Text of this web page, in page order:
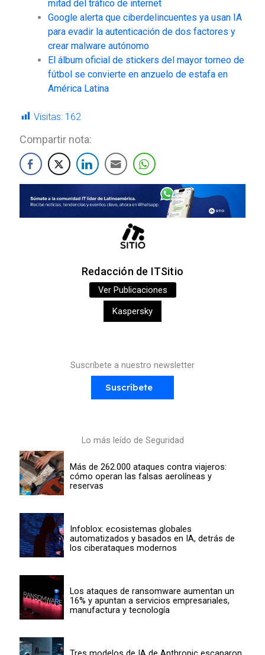
mitad del tráfico de internet
Google alerta que ciberdelincuentes ya usan IA
para evadir la autenticación de dos factores y
crear malware autónomo
El álbum oficial de stickers del mayor torneo de
fútbol se convierte en anzuelo de estafa en
América Latina
Visitas: 162
Compartir nota:
Redacción de ITSitio
Ver Publicaciones
Kaspersky
Suscríbete a nuestro newsletter
Suscríbete
Lo más leído de Seguridad
Más de 262.000 ataques contra viajeros:
cómo operan las falsas aerolíneas y
reservas
Infoblox: ecosistemas globales
automatizados y basados en IA, detrás de
los ciberataques modernos
Los ataques de ransomware aumentan un
16% y apuntan a servicios empresariales,
manufactura y tecnología